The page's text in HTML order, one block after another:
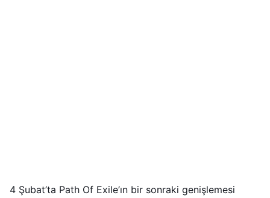
4 Şubat’ta Path Of Exile’ın bir sonraki genişlemesi